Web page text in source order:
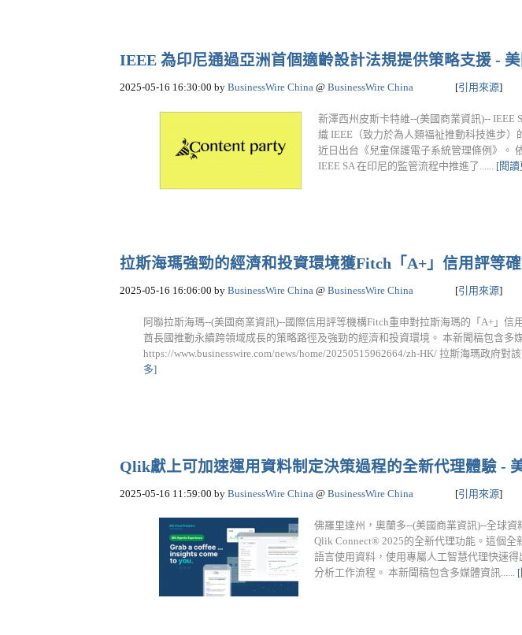
IEEE 為印尼通過亞洲首個適齡設計法規提供策略支援 -
2025-05-16 16:30:00 by BusinessWire China @ BusinessWire China [引用來源]
新澤西州皮斯卡特維--(美國商業資訊)-- IEEE
織 IEEE（致力於為人類福祉推動科技進步
近日出台《兒童保護電子系統管理條例》。
IEEE SA 在印尼的監管流程中推進了...... [閱
拉斯海瑪強勁的經濟和投資環境獲Fitch「A+」信用評等
2025-05-16 16:06:00 by BusinessWire China @ BusinessWire China [引用來源]
阿聯拉斯海瑪--(美國商業資訊)--國際信用評等機構Fitch重申對拉斯海瑪的「A+」信
酋長國推動永續跨領域成長的策略路徑及強勁的經濟和投資環境。 本新聞稿包含多
https://www.businesswire.com/news/home/20250515962664/zh-HK/ 拉斯海瑪政府對
多]
Qlik獻上可加速運用資料制定決策過程的全新代理體驗 -
2025-05-16 11:59:00 by BusinessWire China @ BusinessWire China [引用來源]
佛羅里達州，奧蘭多--(美國商業資訊)--全球
Qlik Connect® 2025的全新代理功能。這個
語言使用資料，使用專屬人工智慧代理快速
分析工作流程。 本新聞稿包含多媒體資訊......